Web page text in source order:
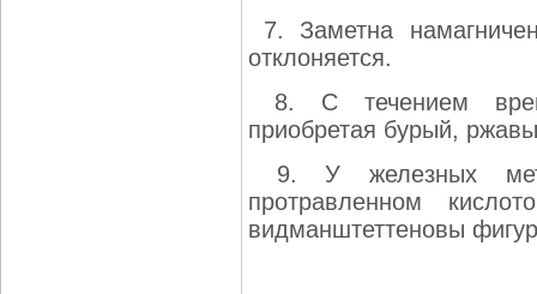
7. Заметна
отклоняется.
8. С течением
приобретая бурый,
9. У железных
протравленном
видманштеттеновы